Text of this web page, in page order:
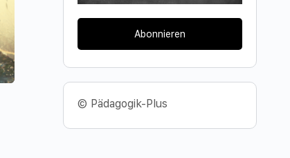
Abonnieren
© Pädagogik-Plus